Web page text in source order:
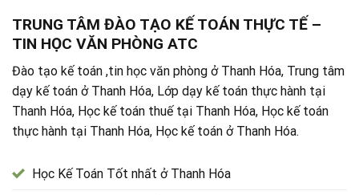
TRUNG TÂM ĐÀO TẠO KẾ TOÁN THỰC TẾ –
TIN HỌC VĂN PHÒNG ATC
Đào tạo kế toán ,tin học văn phòng ở Thanh Hóa, Trung tâm
dạy kế toán ở Thanh Hóa, Lớp dạy kế toán thực hành tại
Thanh Hóa, Học kế toán thuế tại Thanh Hóa, Học kế toán
thực hành tại Thanh Hóa, Học kế toán ở Thanh Hóa.
Học Kế Toán Tốt nhất ở Thanh Hóa